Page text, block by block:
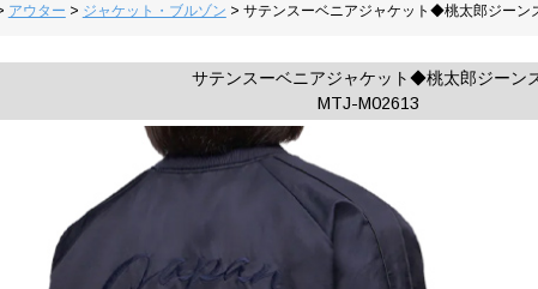
アウター > ジャケット・ブルゾン > サテンスーベニアジャケット◆桃太郎ジーン
サテンスーベニアジャケット◆桃太郎ジーン
MTJ-M02613